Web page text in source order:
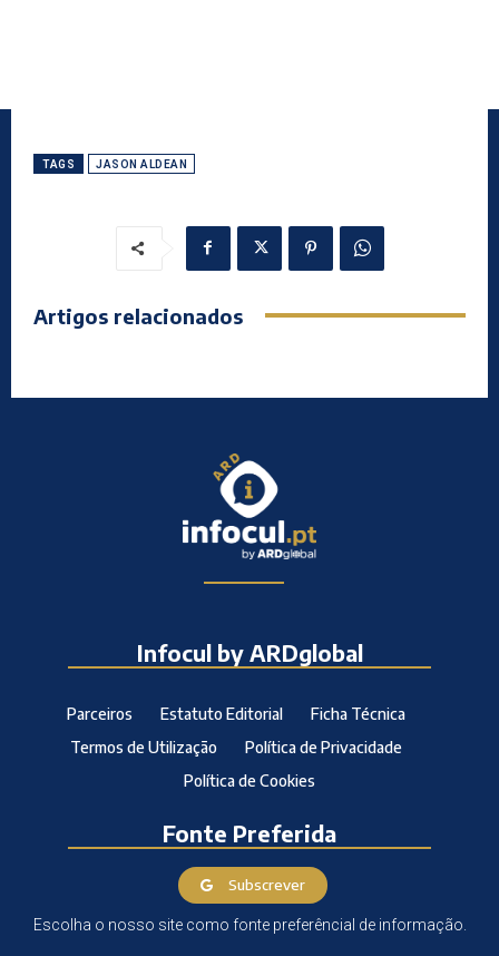
TAGS JASON ALDEAN
Artigos relacionados
Infocul by ARDglobal
Parceiros Estatuto Editorial
Ficha Técnica
Termos de Utilização
Política de Privacidade
Política de Cookies
Fonte Preferida
Subscrever
Escolha o nosso site como fonte preferêncial de informação.